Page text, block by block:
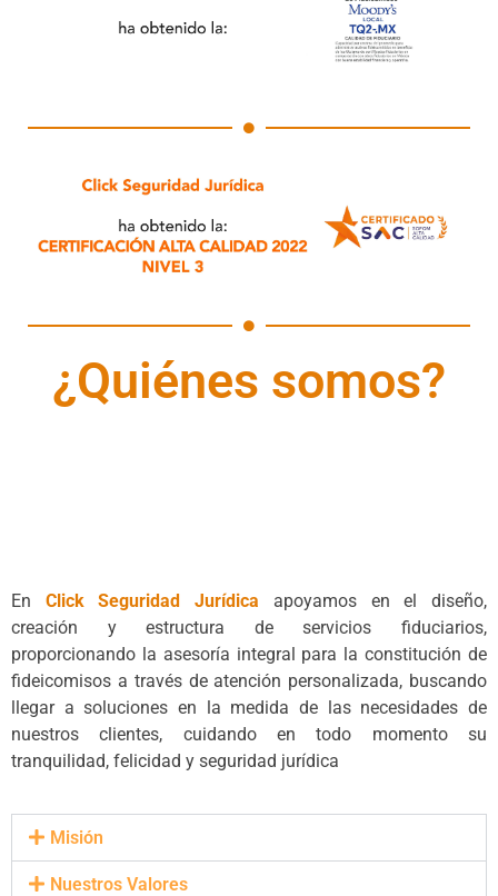
¿Quiénes somos?
En Click Seguridad Jurídica apoyamos en el diseño,
creación y estructura de servicios fiduciarios,
proporcionando la asesoría integral para la constitución de
fideicomisos a través de atención personalizada, buscando
llegar a soluciones en la medida de las necesidades de
nuestros clientes, cuidando en todo momento su
tranquilidad, felicidad y seguridad jurídica
Misión
Nuestros Valores